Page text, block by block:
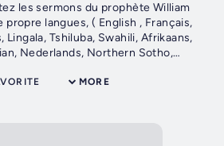
les sermons du prophète William
propre langues, ( English , Français,
Lingala, Tshiluba, Swahili, Afrikaans,
Nederlands, Northern Sotho,
MORE